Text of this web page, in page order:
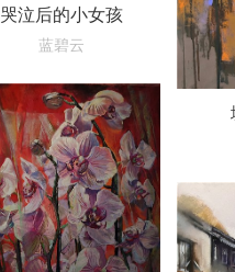
哭泣后的小女孩
蓝碧云